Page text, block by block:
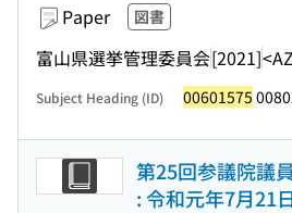
Paper 図書
富山県選挙管理委員会[2021]
Subject Heading (ID) 00601575
第25回参議院議
: 令和元年7月21